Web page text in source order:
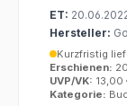
ET:
Hersteller:
Kurzfristig
Erschienen:
UVP/VK: 13,00
Kategorie: